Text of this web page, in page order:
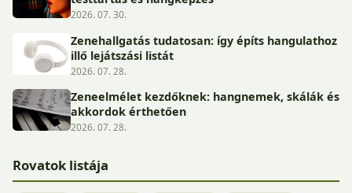
2026. 07. 30.
Zenehallgatás tudatosan: így építs hangulathoz
illő lejátszási listát
2026. 07. 28.
Zeneelmélet kezdőknek: hangnemek, skálák és
akkordok érthetően
2026. 07. 28.
Rovatok listája